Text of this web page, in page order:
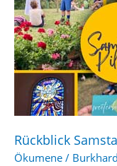
der
Martin-
Luther-
Kirche
Rückblick
Ökumene /